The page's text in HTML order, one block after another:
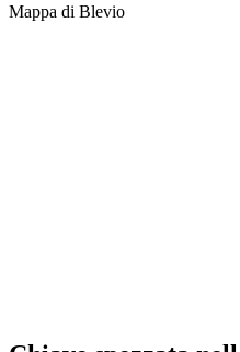
Mappa di Blevio